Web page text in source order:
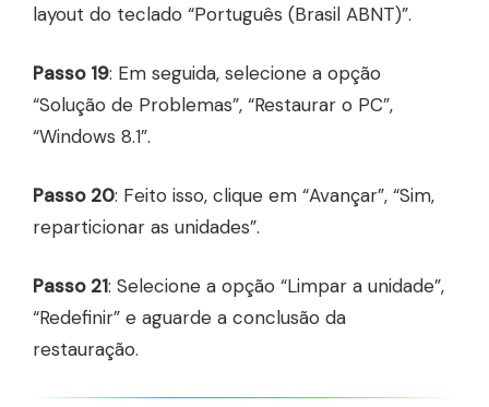
layout do teclado “Português (Brasil ABNT)”.
Passo 19: Em seguida, selecione a opção
“Solução de Problemas”, “Restaurar o PC”,
“Windows 8.1”.
Passo 20: Feito isso, clique em “Avançar”, “Sim,
reparticionar as unidades”.
Passo 21: Selecione a opção “Limpar a unidade”,
“Redefinir” e aguarde a conclusão da
restauração.